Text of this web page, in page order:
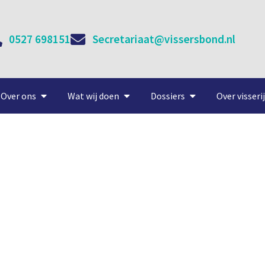
0527 698151 Secretariaat@vissersbond.nl
Over ons Wat wij doen Dossiers Over visserij